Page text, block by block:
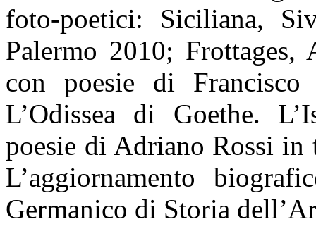
foto-poetici: Siciliana,
Palermo 2010;
con poesie di
L’Odissea di Goethe.
poesie di Adriano Rossi in
L’aggiornamento
Germanico di Storia